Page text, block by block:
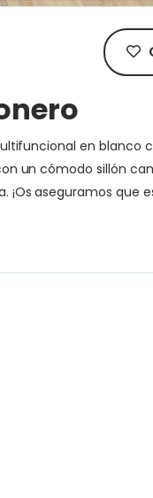
en blanco
un cómodo sillón
aseguramos que